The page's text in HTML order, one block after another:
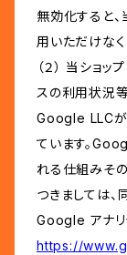
無効化すると
用いただけな
（２） 当ショ
スの利用状況
Google LLCが
ています。
れる仕組みそ
つきましては、
Google アナリ
https://